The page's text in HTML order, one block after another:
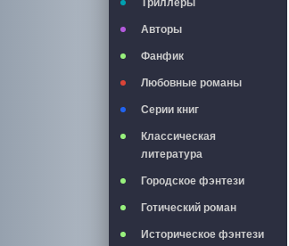
Триллеры
Авторы
Фанфик
Любовные романы
Серии книг
Классическая
литература
Городское фэнтези
Готический роман
Историческое фэнтези